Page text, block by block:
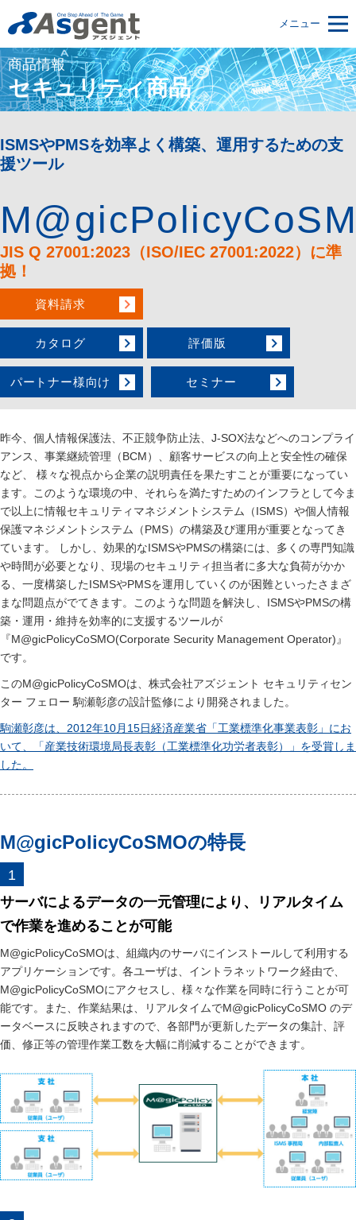
メニュー
商品情報
セキュリティ商品
ISMSやPMSを効率よく構築、運用するための支
援ツール
JIS Q 27001:2023（ISO/IEC 27001:2022）に準
拠！
資料請求
カタログ 評価版
パートナー様向け セミナー
昨今、個人情報保護法、不正競争防止法、J-SOX法などへのコンプライ
アンス、事業継続管理（BCM）、顧客サービスの向上と安全性の確保
など、 様々な視点から企業の説明責任を果たすことが重要になってい
ます。このような環境の中、それらを満たすためのインフラとして今ま
で以上に情報セキュリティマネジメントシステム（ISMS）や個人情報
保護マネジメントシステム（PMS）の構築及び運用が重要となってき
ています。 しかし、効果的なISMSやPMSの構築には、多くの専門知識
や時間が必要となり、現場のセキュリティ担当者に多大な負荷がかか
る、一度構築したISMSやPMSを運用していくのが困難といったさまざ
まな問題点がでてきます。このような問題を解決し、ISMSやPMSの構
築・運用・維持を効率的に支援するツールが
『M@gicPolicyCoSMO(Corporate Security Management Operator)』
です。
このM@gicPolicyCoSMOは、株式会社アズジェント セキュリティセン
ター フェロー 駒瀬彰彦の設計監修により開発されました。
駒瀬彰彦は、2012年10月15日経済産業省「工業標準化事業表彰」にお
いて、「産業技術環境局長表彰（工業標準化功労者表彰）」を受賞しま
した。
M@gicPolicyCoSMOの特長
サーバによるデータの一元管理により、リアルタイム
で作業を進めることが可能
M@gicPolicyCoSMOは、組織内のサーバにインストールして利用する
アプリケーションです。各ユーザは、イントラネットワーク経由で、
M@gicPolicyCoSMOにアクセスし、様々な作業を同時に行うことが可
能です。また、作業結果は、リアルタイムでM@gicPolicyCoSMO のデ
ータベースに反映されますので、各部門が更新したデータの集計、評
価、修正等の管理作業工数を大幅に削減することができます。